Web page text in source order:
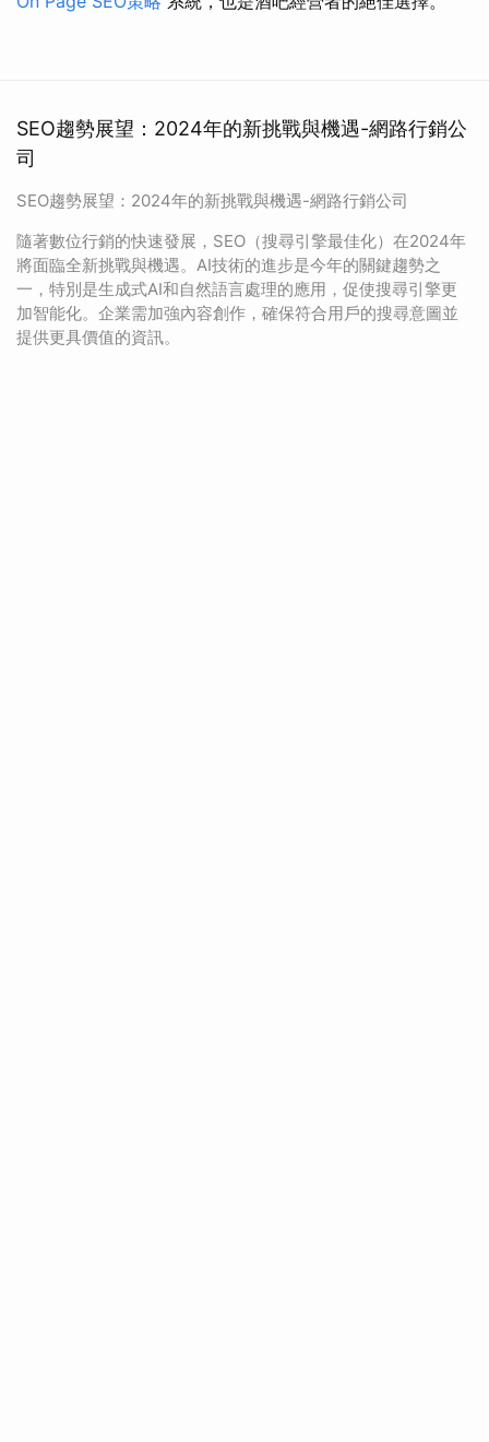
SEO趨勢展望：2024年的新挑戰與機遇-網路行銷公
司
SEO趨勢展望：2024年的新挑戰與機遇-網路行銷公司
隨著數位行銷的快速發展，SEO（搜尋引擎最佳化）在2024年
將面臨全新挑戰與機遇。AI技術的進步是今年的關鍵趨勢之
一，特別是生成式AI和自然語言處理的應用，促使搜尋引擎更
加智能化。企業需加強內容創作，確保符合用戶的搜尋意圖並
提供更具價值的資訊。